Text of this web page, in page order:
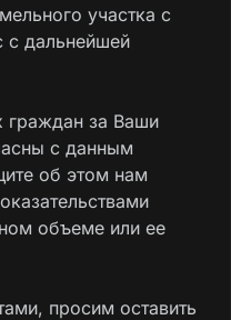
участка с
с дальнейшей
граждан за Ваши
с данным
об этом нам
объеме или ее
просим оставить